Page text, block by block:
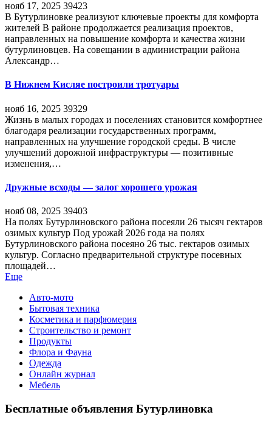
нояб 17, 2025 39423
В Бутурлиновке реализуют ключевые проекты для комфорта
жителей В районе продолжается реализация проектов,
направленных на повышение комфорта и качества жизни
бутурлиновцев. На совещании в администрации района
Александр…
В Нижнем Кисляе построили тротуары
нояб 16, 2025 39329
Жизнь в малых городах и поселениях становится комфортнее
благодаря реализации государственных программ,
направленных на улучшение городской среды. В числе
улучшений дорожной инфраструктуры — позитивные
изменения,…
Дружные всходы — залог хорошего урожая
нояб 08, 2025 39403
На полях Бутурлиновского района посеяли 26 тысяч гектаров
озимых культур Под урожай 2026 года на полях
Бутурлиновского района посеяно 26 тыс. гектаров озимых
культур. Согласно предварительной структуре посевных
площадей…
Еще
Авто-мото
Бытовая техника
Косметика и парфюмерия
Строительство и ремонт
Продукты
Флора и Фауна
Одежда
Онлайн журнал
Мебель
Бесплатные объявления Бутурлиновка